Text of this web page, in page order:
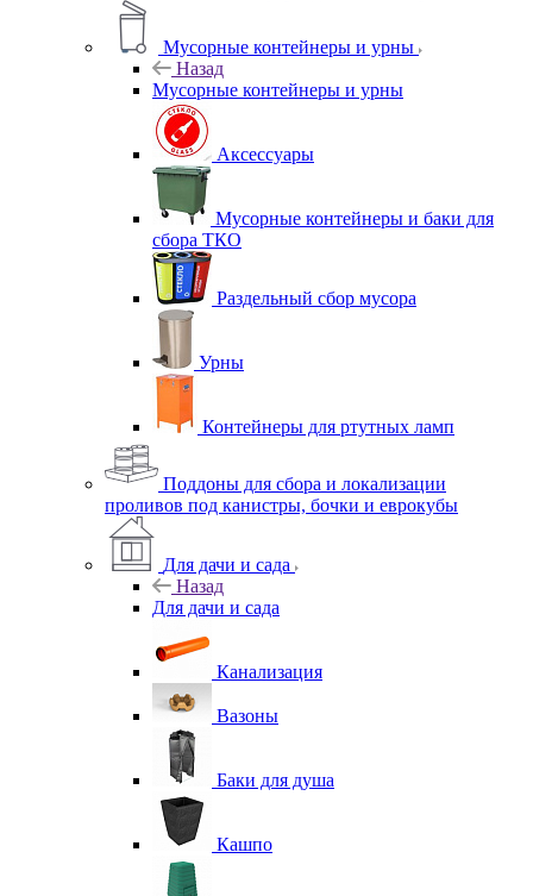
Мусорные контейнеры и урны
Назад
Мусорные контейнеры и урны
Аксессуары
Мусорные контейнеры и баки для
сбора ТКО
Раздельный сбор мусора
Урны
Контейнеры для ртутных ламп
Поддоны для сбора и локализации
проливов под канистры, бочки и еврокубы
Для дачи и сада
Назад
Для дачи и сада
Канализация
Вазоны
Баки для душа
Кашпо